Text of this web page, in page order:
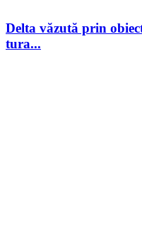
Delta văzută prin
tura...